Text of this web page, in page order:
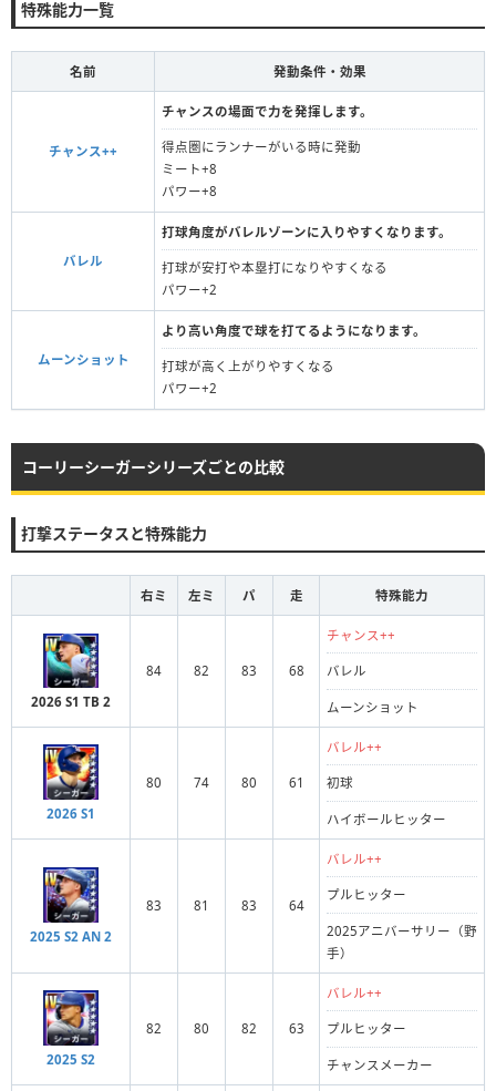
特殊能力一覧
名前 発動条件・効果
チャンス++
チャンスの場面で力を発揮します。
得点圏にランナーがいる時に発動
ミート+8
パワー+8
バレル
打球角度がバレルゾーンに入りやすくなります。
打球が安打や本塁打になりやすくなる
パワー+2
ムーンショット
より高い角度で球を打てるようになります。
打球が高く上がりやすくなる
パワー+2
コーリーシーガーシリーズごとの比較
打撃ステータスと特殊能力
右ミ 左ミ パ 走 特殊能力
2026 S1 TB 2
84 82 83 68
チャンス++
バレル
ムーンショット
2026 S1
80 74 80 61
バレル++
初球
ハイボールヒッター
2025 S2 AN 2
83 81 83 64
バレル++
プルヒッター
2025アニバーサリー（野
手）
2025 S2
82 80 82 63
バレル++
プルヒッター
チャンスメーカー